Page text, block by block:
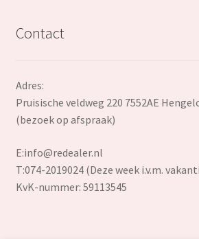
Contact
Adres:
Pruisische veldweg 220 7552AE
(bezoek op afspraak)
E:info@redealer.nl
T:074-2019024 (Deze week i.v.m.
KvK-nummer: 59113545